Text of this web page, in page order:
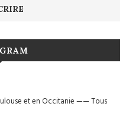
et en Occitanie——Tous